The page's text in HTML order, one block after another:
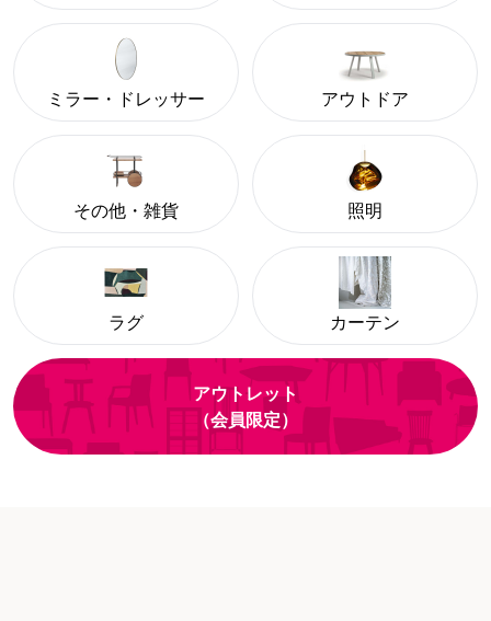
ミラー・ドレッサー アウトドア
その他・雑貨 照明
ラグ カーテン
アウトレット
（会員限定）